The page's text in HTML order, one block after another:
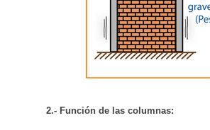
2.- Función de las columnas: